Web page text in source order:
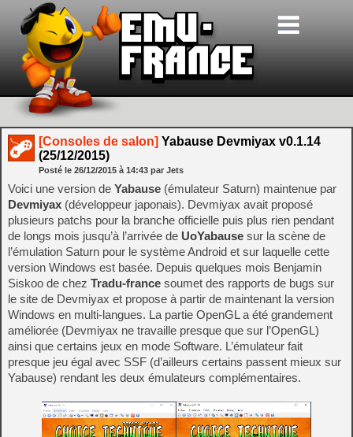
[Consoles de salon] Yabause Devmiyax v0.1.14
(25/12/2015)
Posté le 26/12/2015 à 14:43 par Jets
Voici une version de Yabause (émulateur Saturn) maintenue par
Devmiyax (développeur japonais). Devmiyax avait proposé
plusieurs patchs pour la branche officielle puis plus rien pendant
de longs mois jusqu’à l’arrivée de UoYabause sur la scène de
l’émulation Saturn pour le système Android et sur laquelle cette
version Windows est basée. Depuis quelques mois Benjamin
Siskoo de chez Tradu-france soumet des rapports de bugs sur
le site de Devmiyax et propose à partir de maintenant la version
Windows en multi-langues. La partie OpenGL a été grandement
améliorée (Devmiyax ne travaille presque que sur l’OpenGL)
ainsi que certains jeux en mode Software. L’émulateur fait
presque jeu égal avec SSF (d’ailleurs certains passent mieux sur
Yabause) rendant les deux émulateurs complémentaires.